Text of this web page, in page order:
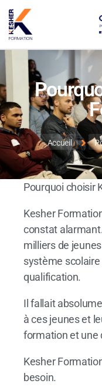
Accueil
Pourquoi choisir
Kesher
constat
milliers de
système
qualification.
Il fallait
à ces jeunes et
formation et une
Kesher
besoin.